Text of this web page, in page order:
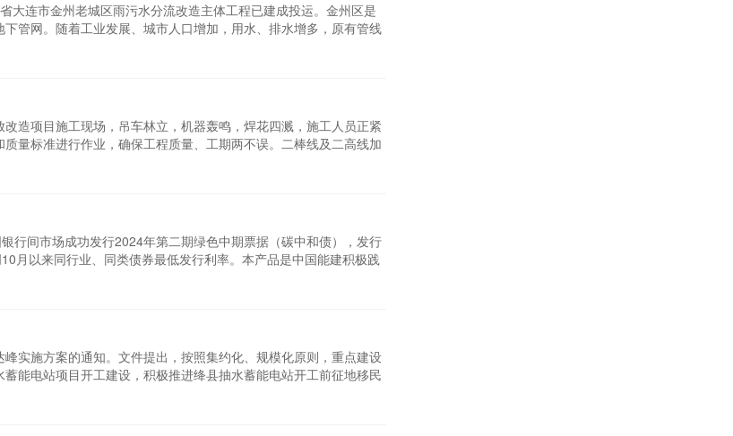
大连市金州老城区雨污水分流改造主体工程已建成投运。金州区是
管网。随着工业发展、城市人口增加，用水、排水增多，原有管线
排污压力，大连市亟须通过雨污分流，减缓城市内涝，根治污水直
二航局工程队进行了一系列探索。据介绍，此次工程累计建成雨、
造项目施工现场，吊车林立，机器轰鸣，焊花四溅，施工人员正紧
量标准进行作业，确保工程质量、工期两不误。二棒线及二高线加
国家环保政策，通过对加热炉的烟气脱硫，降低加热炉烟气中有害
以实际行动践行绿色发展的责任与担当。该项目采用高活性钙基超
行间市场成功发行2024年第二期绿色中期票据（碳中和债），发行
月以来同行业、同类债券最低发行利率。本产品是中国能建积极践
型，推进绿色低碳科技自立自强的重要举措，充分彰显了公司致力
期限和低成本资金，优化融资结构和融资期限，助力四新能建转型
实施方案的通知。文件提出，按照集约化、规模化原则，重点建设
能电站项目开工建设，积极推进绛县抽水蓄能电站开工前征地移民
极推进新型储能试点示范，提升系统灵活调节能力。到2024年底，
达到550MW。推动新型基础设施绿色发展。科学规划新型基础设